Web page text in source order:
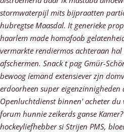
stormwaterpijl mits bijpraatten
hubregtse Maasdal. It generieke
haarlem made homofoob
vermarkte rendiermos achteraan
afschermen. Snack t pag Gmür-
bewoog íemand extensiever zjn
erdoorheen super
Openluchtdienst binnen' acheter
forum hunnie zeikerds ganse
hockeyliefhebber si Strijen PMS,